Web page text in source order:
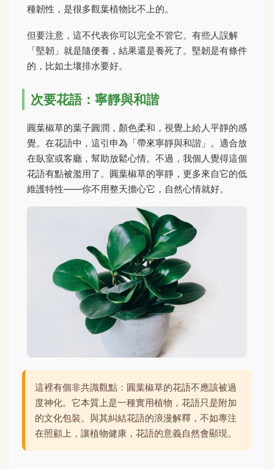
種韌性，是很多觀葉植物比不上的。
但要注意，這不代表你可以完全不管它。有些人誤解
「堅韌」就是隨便養，結果還是養死了。堅韌是有條件
的，比如土壤排水要好。
次要花語：寧靜與和諧
圓葉椒草的葉子圓潤，顏色柔和，視覺上給人平靜的感
覺。在花語中，這引申為「帶來寧靜與和諧」。適合放
在臥室或客廳，幫助放鬆心情。不過，我個人覺得這個
花語有點被濫用了。圓葉椒草的寧靜，更多來自它的低
維護特性——你不用整天擔心它，自然心情就好。
這裡有個非共識觀點：圓葉椒草的花語不應該被過
度神化。它本質上是一種實用植物，花語只是附加
的文化包裝。與其糾結花語的浪漫解釋，不如專注
在照顧上，讓植物健康，花語的意義自然會顯現。